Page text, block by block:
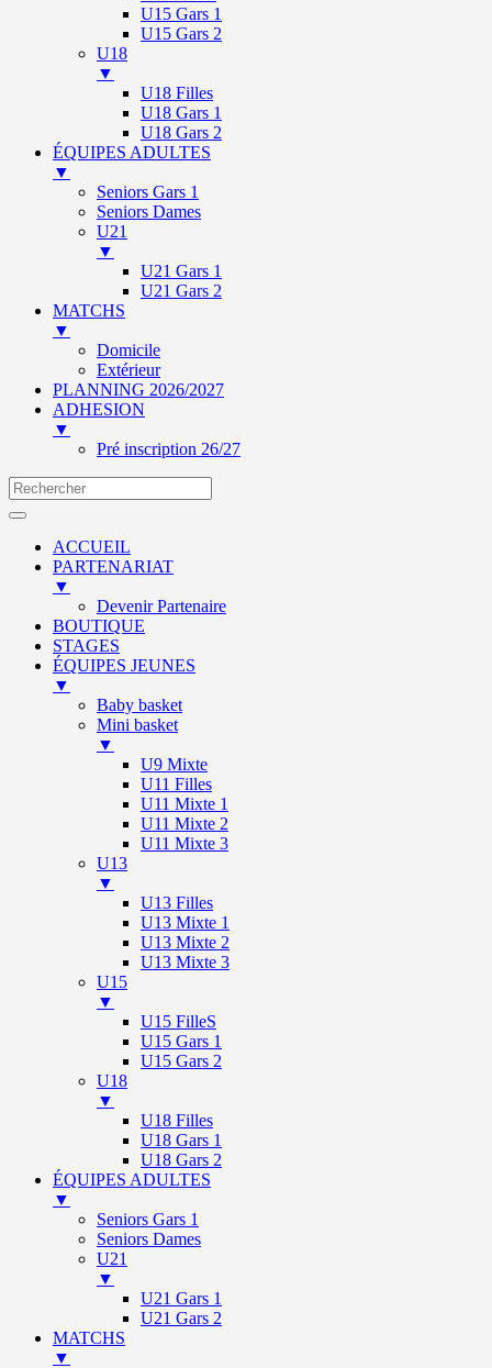
U15 Gars 1
U15 Gars 2
U18
▼
U18 Filles
U18 Gars 1
U18 Gars 2
ÉQUIPES ADULTES
▼
Seniors Gars 1
Seniors Dames
U21
▼
U21 Gars 1
U21 Gars 2
MATCHS
▼
Domicile
Extérieur
PLANNING 2026/2027
ADHESION
▼
Pré inscription 26/27
ACCUEIL
PARTENARIAT
▼
Devenir Partenaire
BOUTIQUE
STAGES
ÉQUIPES JEUNES
▼
Baby basket
Mini basket
▼
U9 Mixte
U11 Filles
U11 Mixte 1
U11 Mixte 2
U11 Mixte 3
U13
▼
U13 Filles
U13 Mixte 1
U13 Mixte 2
U13 Mixte 3
U15
▼
U15 FilleS
U15 Gars 1
U15 Gars 2
U18
▼
U18 Filles
U18 Gars 1
U18 Gars 2
ÉQUIPES ADULTES
▼
Seniors Gars 1
Seniors Dames
U21
▼
U21 Gars 1
U21 Gars 2
MATCHS
▼